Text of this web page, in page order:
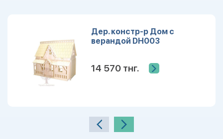
Дер. констр-р Дом с
верандой DH003
14 570 тнг.